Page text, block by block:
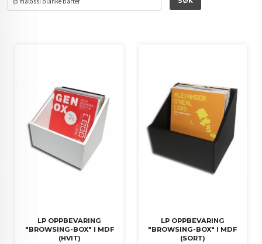
LP OPPBEVARING
"BROWSING-BOX" I MDF
(HVIT)
LP OPPBEVARING
"BROWSING-BOX" I MDF
(SORT)